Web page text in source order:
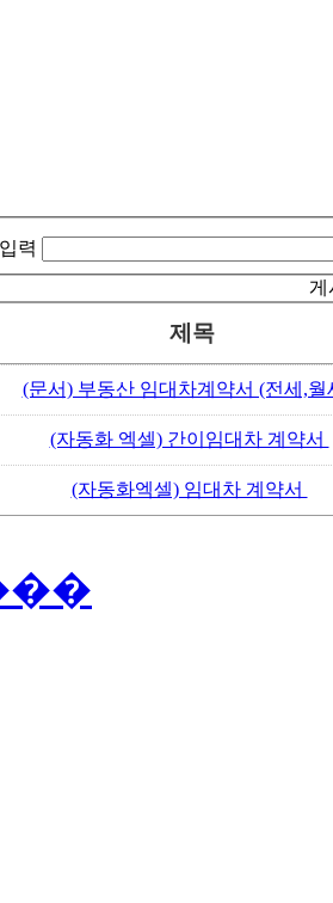
력
게
제목
(문서) 부동산 임대차계약서 (전세,
(자동화 엑셀) 간이임대차 계약서
(자동화엑셀) 임대차 계약서